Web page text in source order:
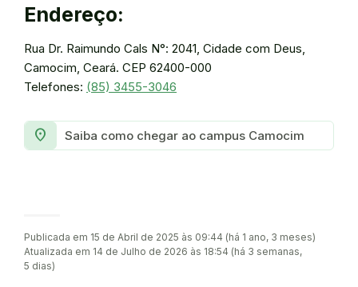
Endereço:
Rua Dr. Raimundo Cals N°: 2041, Cidade com Deus,
Camocim, Ceará. CEP 62400-000
Telefones: (85) 3455-3046
location_on Saiba como chegar ao campus Camocim
Publicada em 15 de Abril de 2025 às 09:44 (há 1 ano, 3 meses)
Atualizada em 14 de Julho de 2026 às 18:54 (há 3 semanas,
5 dias)